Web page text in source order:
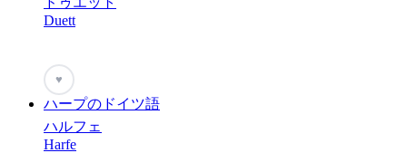
Duett
♥
ハープのドイツ語
ハルフェ
Harfe